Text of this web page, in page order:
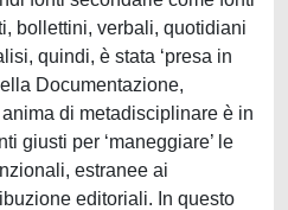
bollettini, verbali, quotidiani
quindi, è stata ‘presa in
Documentazione,
di metadisciplinare è in
giusti per ‘maneggiare’ le
estranee ai
editoriali. In questo